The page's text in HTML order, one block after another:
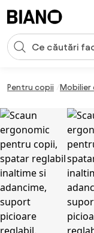
Introducerea
Pentru copii Mobilier